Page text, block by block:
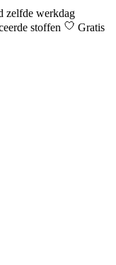
zelfde werkdag
stoffen
Gratis